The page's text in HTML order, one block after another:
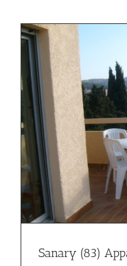
Sanary (83)